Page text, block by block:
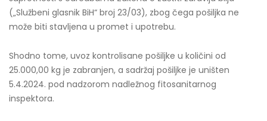
(„Službeni glasnik BiH“ broj 23/03), zbog čega pošiljka ne
može biti stavljena u promet i upotrebu.
Shodno tome, uvoz kontrolisane pošiljke u količini od
25.000,00 kg je zabranjen, a sadržaj pošiljke je uništen
5.4.2024. pod nadzorom nadležnog fitosanitarnog
inspektora.